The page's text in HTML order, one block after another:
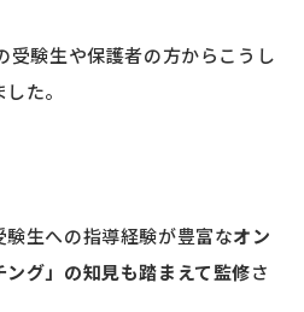
受験生や保護者の方からこうし
た。
生への指導経験が豊富なオン
グ」の知見も踏まえて監修さ